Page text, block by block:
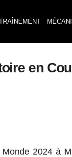
en
2024 à